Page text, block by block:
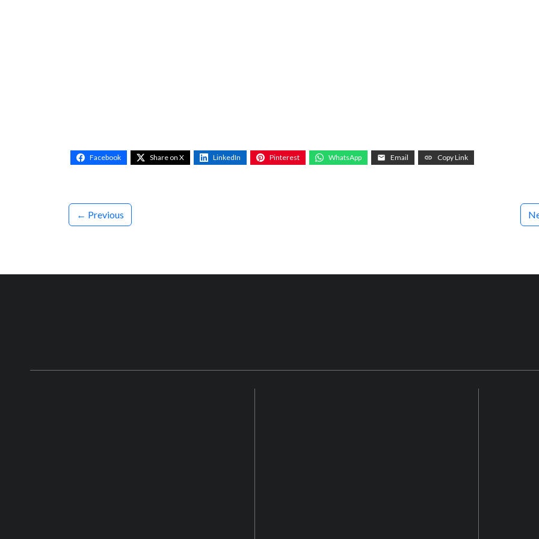
Facebook Share on X LinkedIn Pinterest WhatsApp Email Copy Link
← Previous